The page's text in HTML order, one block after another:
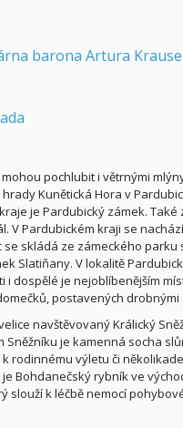
barona Artura Krause
pochlubit i větrnými
Kunětická Hora v
je Pardubický zámek.
V Pardubickém kraji se
skládá ze zámeckého
Slatiňany. V lokalitě
i dospělé je nejoblíbenějším
postavených
navštěvovaný Králický
Sněžníku je kamenná socha
k rodinnému výletu či
Bohdanečský rybník ve
slouží k léčbě nemocí